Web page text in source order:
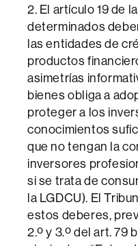
2. El artículo 19 de
determinados
las entidades de
productos
asimetrías
bienes obliga a
proteger a los
conocimientos
que no tengan la
inversores
si se trata de
la LGDCU). El
estos deberes,
2.º y 3.º del art. 79